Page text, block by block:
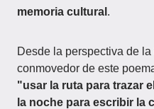
memoria cultural .
Desde la perspectiva de
conmovedor de este
"usar la ruta para trazar
la noche para escribir la